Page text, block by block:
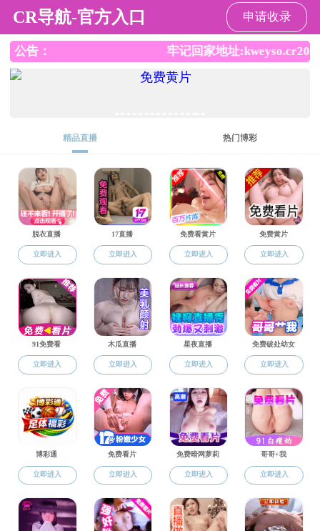
成人抖音
成人抖音 成人抖音概
成人抖音 生活
工会活动
学生活动
成人抖音>成人抖音
员，在毕业临近赴上
浦区长白街道上理社